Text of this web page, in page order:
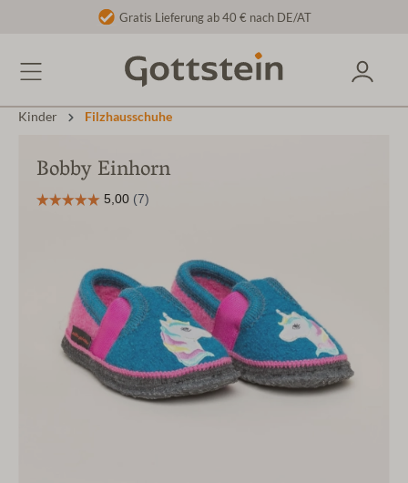
Gratis Lieferung ab 40 € nach DE/AT
Kinder Filzhausschuhe
Bobby Einhorn